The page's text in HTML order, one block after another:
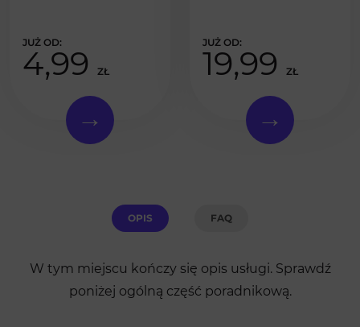
4,99 ZŁ 19,99 ZŁ
OPIS FAQ
W tym miejscu kończy się opis usługi. Sprawdź
poniżej ogólną część poradnikową.